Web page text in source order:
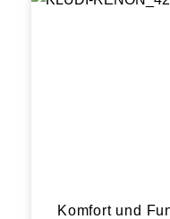
Komfort und